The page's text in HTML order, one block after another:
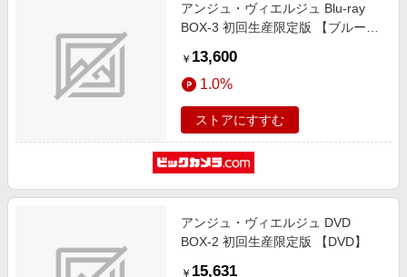
金融・マネー・保険
デジタルコンテンツ
ビジネス・その他サービス
Apple公式サイト×楽天カード分割払い
Qoo10メガポ
アンジュ・ヴィエルジュ Blu-ray
BOX-3 初回生産限定版 【ブルーレ
￥ 13,600
1.0%
ストアにすすむ
アンジュ・ヴィエルジュ DVD
BOX-2 初回生産限定版 【DVD】
￥ 15,631